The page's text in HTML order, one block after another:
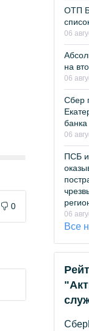
0
ОТП
06
на
06
Сбер
банка
06
ПСБ
06
Все